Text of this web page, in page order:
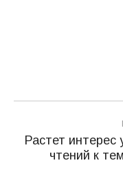
по
Растет интерес
чтений к